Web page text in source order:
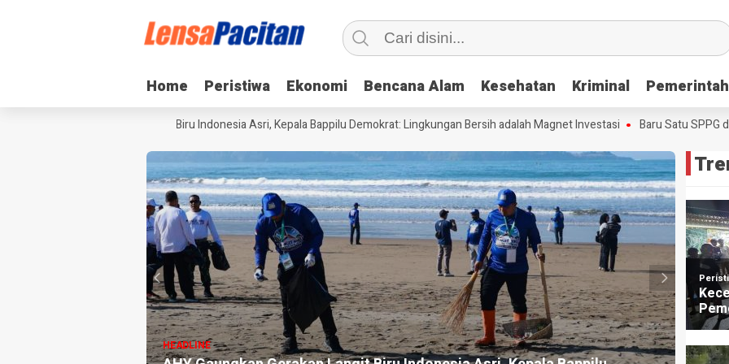
Home Peristiwa Ekonomi Bencana Alam Kesehatan Kriminal
Home Peristiwa Ekonomi Bencana Alam Kesehatan Kriminal
Gaungkan Gerakan Langit Biru Indonesia Asri, Kepala Bappilu Demokrat: Lingkungan Bersih adalah Magnet Investasi Baru Satu SPPG di
HEADLINE